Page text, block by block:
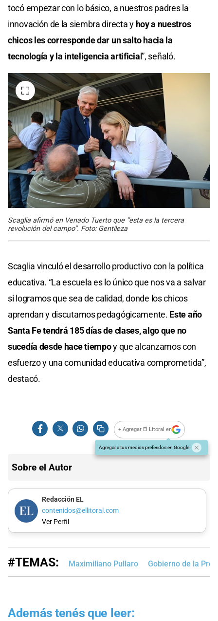
tocó empezar con lo básico, a nuestros padres la
innovación de la siembra directa y hoy a nuestros
chicos les corresponde dar un salto hacia la
tecnología y la inteligencia artificial”, señaló.
Scaglia afirmó en Venado Tuerto que “esta es la tercera
revolución del campo”. Foto: Gentileza
Scaglia vinculó el desarrollo productivo con la política
educativa. “La escuela es lo único que nos va a salvar
si logramos que sea de calidad, donde los chicos
aprendan y discutamos pedagógicamente. Este año
Santa Fe tendrá 185 días de clases, algo que no
sucedía desde hace tiempoy que alcanzamos con
esfuerzo y una comunidad educativa comprometida”,
destacó.
+ Agregar El Litoral en
Agregar a tus medios preferidos en Google
Sobre el Autor
Redacción EL
contenidos@ellitoral.com
Ver Perfil
#TEMAS: Maximiliano Pullaro Gobierno de la
Además tenés que leer: